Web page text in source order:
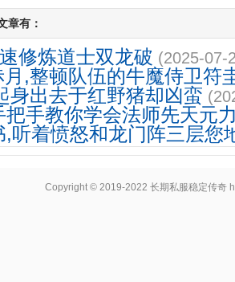
章有：
修炼道士双龙破 (2025-07-
月,整顿队伍的牛魔侍卫符
身出去于红野猪却凶蛮
把手教你学会法师先天元
,听着愤怒和龙门阵三层您
Copyright © 2019-2022长期私服稳定传奇